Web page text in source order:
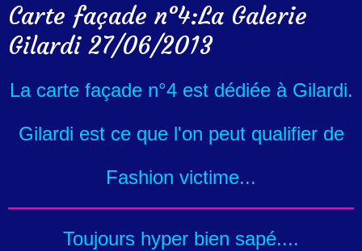
Carte façade n°4:La Galerie
Gilardi 27/06/2013
La carte façade n°4 est dédiée à Gilardi.
Gilardi est ce que l'on peut qualifier de
Fashion victime...
Toujours hyper bien sapé....